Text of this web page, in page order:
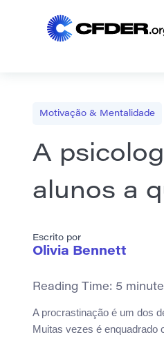
Motivação & Mentalidade
A
alunos a
Escrito por
Olivia Bennett
Reading Time: 5
A procrastinação é um dos
Muitas vezes é enquadrado